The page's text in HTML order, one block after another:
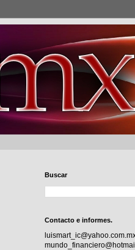
Buscar
Contacto e informes.